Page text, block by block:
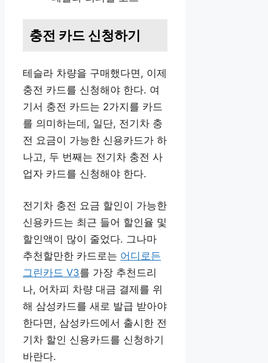
충전 카드 신청하기
테슬라 차량을 구매했다면, 이제
충전 카드를 신청해야 한다. 여
기서 충전 카드는 2가지를 카드
를 의미하는데, 일단, 전기차 충
전 요금이 가능한 신용카드가 하
나고, 두 번째는 전기차 충전 사
업자 카드를 신청해야 한다.
전기차 충전 요금 할인이 가능한
신용카드는 최근 들어 할인율 및
할인액이 많이 줄었다. 그나마
추천할만한 카드로는 어디로든
그린카드 V3를 가장 추천드리
나, 어차피 차량 대금 결제를 위
해 삼성카드를 새로 발급 받아야
한다면, 삼성카드에서 출시한 전
기차 할인 신용카드를 신청하기
바란다.